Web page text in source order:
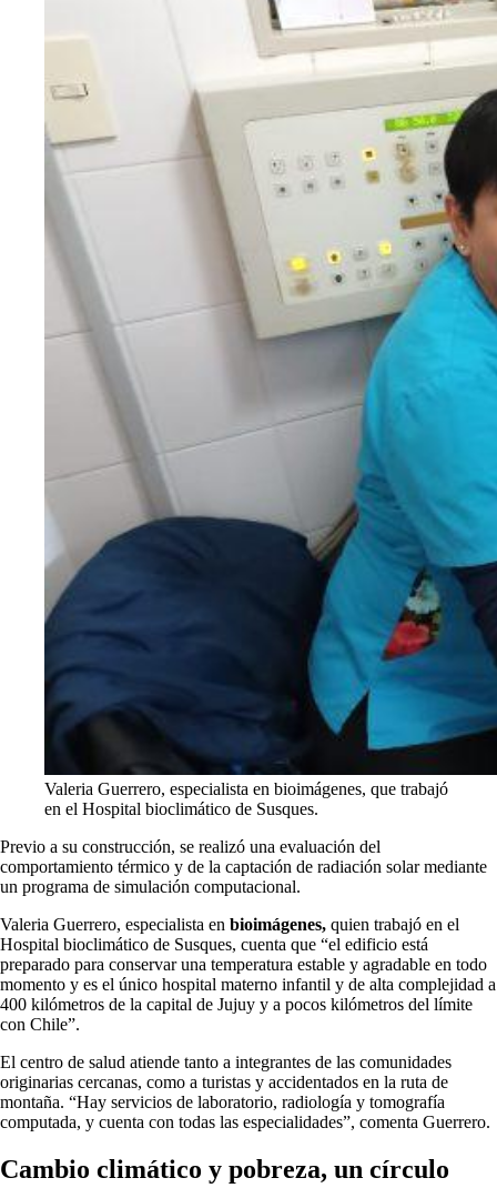
Valeria Guerrero, especialista en bioimágenes, que trabajó
en el Hospital bioclimático de Susques.
Previo a su construcción, se realizó una evaluación del
comportamiento térmico y de la captación de radiación solar mediante
un programa de simulación computacional.
Valeria Guerrero, especialista en bioimágenes, quien trabajó en el
Hospital bioclimático de Susques, cuenta que “el edificio está
preparado para conservar una temperatura estable y agradable en todo
momento y es el único hospital materno infantil y de alta complejidad a
400 kilómetros de la capital de Jujuy y a pocos kilómetros del límite
con Chile”.
El centro de salud atiende tanto a integrantes de las comunidades
originarias cercanas, como a turistas y accidentados en la ruta de
montaña. “Hay servicios de laboratorio, radiología y tomografía
computada, y cuenta con todas las especialidades”, comenta Guerrero.
Cambio climático y pobreza, un círculo